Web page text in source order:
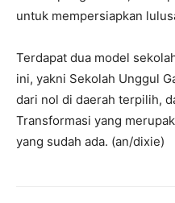
untuk mempersiapkan
Terdapat dua model
ini, yakni Sekolah Unggul
dari nol di daerah terpilih,
Transformasi yang
yang sudah ada. (an/dixie)